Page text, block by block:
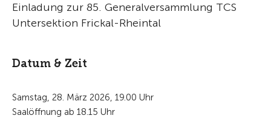
Einladung zur 85. Generalversammlung TCS
Untersektion Frickal-Rheintal
Datum & Zeit
Samstag, 28. März 2026, 19.00 Uhr
Saalöffnung ab 18.15 Uhr